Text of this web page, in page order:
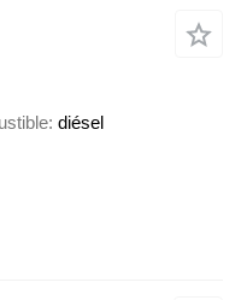
diésel